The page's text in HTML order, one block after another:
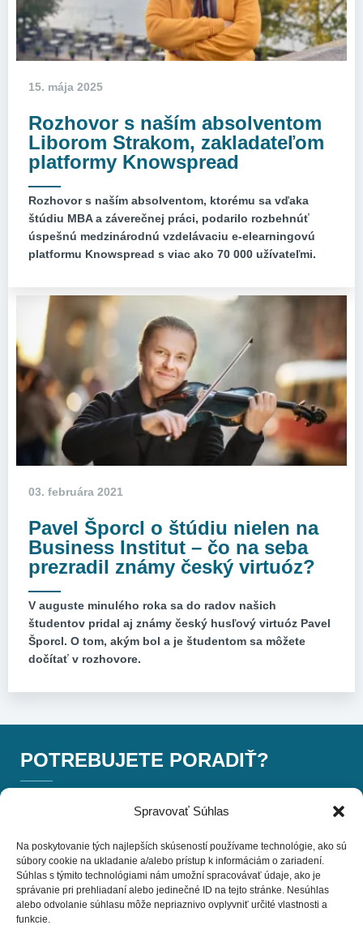
Spravovať Súhlas
Na poskytovanie tých najlepších skúseností používame technológie, ako sú
súbory cookie na ukladanie a/alebo prístup k informáciám o zariadení.
Súhlas s týmito technológiami nám umožní spracovávať údaje, ako je
správanie pri prehliadaní alebo jedinečné ID na tejto stránke. Nesúhlas
alebo odvolanie súhlasu môže nepriaznivo ovplyvniť určité vlastnosti a
funkcie.
Rozhovor s naším absolventom
Liborom Strakom, zakladateľom
platformy Knowspread
Rozhovor s naším absolventom, ktorému sa vďaka
štúdiu MBA a záverečnej práci, podarilo rozbehnúť
úspešnú medzinárodnú vzdelávaciu e-elearningovú
platformu Knowspread s viac ako 70 000 užívateľmi.
15. mája 2025
Pavel Šporcl o štúdiu nielen na
Business Institut – čo na seba
prezradil známy český virtuóz?
V auguste minulého roka sa do radov našich
študentov pridal aj známy český husľový virtuóz Pavel
Šporcl. O tom, akým bol a je študentom sa môžete
dočítať v rozhovore.
03. februára 2021
POTREBUJETE PORADIŤ?
+420 775 757 140
info@businessinstitut.cz
Business Institut EDU a.s.
Kodaňská 558/25 101 00